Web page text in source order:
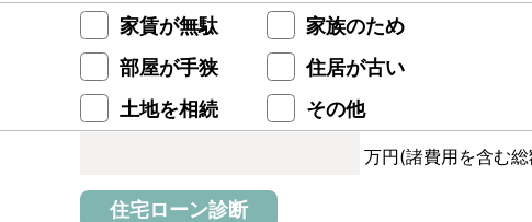
家賃が無駄
家族のため
部屋が手狭
住居が古い
土地を相続
その他
万円(諸費用を含む総
住宅ローン診断